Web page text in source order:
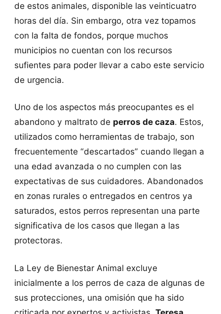
de estos animales, disponible las veinticuatro
horas del día. Sin embargo, otra vez topamos
con la falta de fondos, porque muchos
municipios no cuentan con los recursos
sufientes para poder llevar a cabo este servicio
de urgencia.
Uno de los aspectos más preocupantes es el
abandono y maltrato de perros de caza. Estos,
utilizados como herramientas de trabajo, son
frecuentemente “descartados” cuando llegan a
una edad avanzada o no cumplen con las
expectativas de sus cuidadores. Abandonados
en zonas rurales o entregados en centros ya
saturados, estos perros representan una parte
significativa de los casos que llegan a las
protectoras.
La Ley de Bienestar Animal excluye
inicialmente a los perros de caza de algunas de
sus protecciones, una omisión que ha sido